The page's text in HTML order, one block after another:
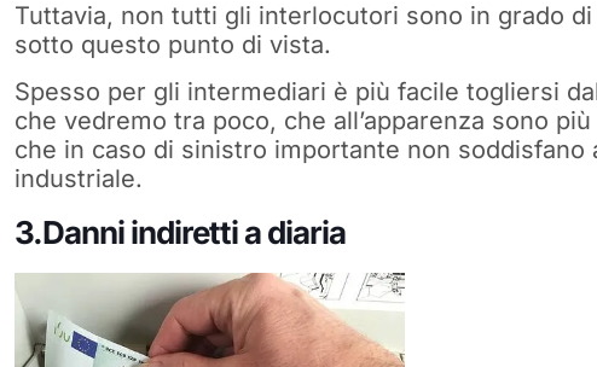
Tuttavia, non tutti gli interlocutori sono in grado
sotto questo punto di vista.
Spesso per gli intermediari è più facile togliersi
che vedremo tra poco, che all’apparenza sono
che in caso di sinistro importante non soddisfano
industriale.
3.Danni indiretti a diaria